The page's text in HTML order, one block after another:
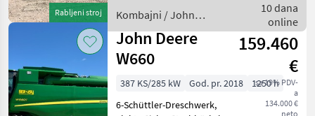
Rabljeni stroj
Deere Schneidwerk, Typ:
PremiumF
Kombajni / John
Deere
10 dana
online
John Deere
W660
159.460
€
sa 19% PDV-
a
134.000 €
neto
387 KS/285 kW God. pr. 2018
1250 h
6-Schüttler-Dreschwerk,